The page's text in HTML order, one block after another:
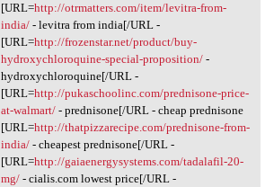
[URL=http://otrmatters.com/item/levitra-from-
india/- levitra from india[/URL -
[URL=http://frozenstar.net/product/buy-
hydroxychloroquine-special-proposition/-
hydroxychloroquine[/URL -
[URL=http://pukaschoolinc.com/prednisone-price-
at-walmart/- prednisone[/URL - cheap prednisone
[URL=http://thatpizzarecipe.com/prednisone-from-
india/- cheapest prednisone[/URL -
[URL=http://gaiaenergysystems.com/tadalafil-20-
mg/- cialis.com lowest price[/URL -